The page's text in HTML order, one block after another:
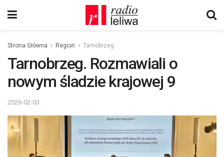
Strona Główna Region Tarnobrzeg
Tarnobrzeg. Rozmawiali o
nowym śladzie krajowej 9
2026-02-03